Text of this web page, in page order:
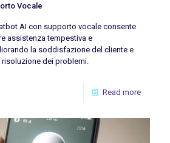
Vocale
AI con supporto vocale consente
assistenza tempestiva e
la soddisfazione del cliente e
dei problemi.
Read more